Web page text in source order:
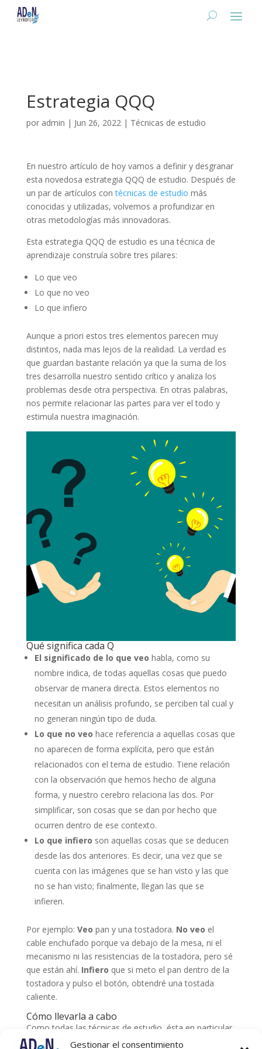
Gestionar el consentimiento
Estrategia QQQ
por admin | Jun 26, 2022| Técnicas de estudio
En nuestro artículo de hoy vamos a definir y desgranar
esta novedosa estrategia QQQ de estudio. Después de
un par de artículos contécnicas de estudio más
conocidas y utilizadas, volvemos a profundizar en
otras metodologías más innovadoras.
Esta estrategia QQQ de estudio es una técnica de
aprendizaje construía sobre tres pilares:
Lo que veo
Lo que no veo
Lo que infiero
Aunque a priori estos tres elementos parecen muy
distintos, nada mas lejos de la realidad. La verdad es
que guardan bastante relación ya que la suma de los
tres desarrolla nuestro sentido crítico y analiza los
problemas desde otra perspectiva. En otras palabras,
nos permite relacionar las partes para ver el todo y
estimula nuestra imaginación.
Qué significa cada Q
El significado de lo que veo habla, como su
nombre indica, de todas aquellas cosas que puedo
observar de manera directa. Estos elementos no
necesitan un análisis profundo, se perciben tal cual y
no generan ningún tipo de duda.
Lo que no veo hace referencia a aquellas cosas que
no aparecen de forma explícita, pero que están
relacionados con el tema de estudio. Tiene relación
con la observación que hemos hecho de alguna
forma, y nuestro cerebro relaciona las dos. Por
simplificar, son cosas que se dan por hecho que
ocurren dentro de ese contexto.
Lo que infiero son aquellas cosas que se deducen
desde las dos anteriores. Es decir, una vez que se
cuenta con las imágenes que se han visto y las que
no se han visto; finalmente, llegan las que se
infieren.
Por ejemplo: Veo pan y una tostadora. No veo el
cable enchufado porque va debajo de la mesa, ni el
mecanismo ni las resistencias de la tostadora, pero sé
que están ahí. Infiero que si meto el pan dentro de la
tostadora y pulso el botón, obtendré una tostada
caliente.
Cómo llevarla a cabo
Como todas las técnicas de estudio, ésta en particular
también requiere algún tipo de planificación. Lo mejor